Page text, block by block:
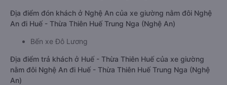
Địa điểm đón khách ở Nghệ An của xe giường nằm đôi Nghệ
An đi Huế - Thừa Thiên Huế Trung Nga (Nghệ An)
Bến xe Đô Lương
Địa điểm trả khách ở Huế - Thừa Thiên Huế của xe giường
nằm đôi Nghệ An đi Huế - Thừa Thiên Huế Trung Nga (Nghệ
An)